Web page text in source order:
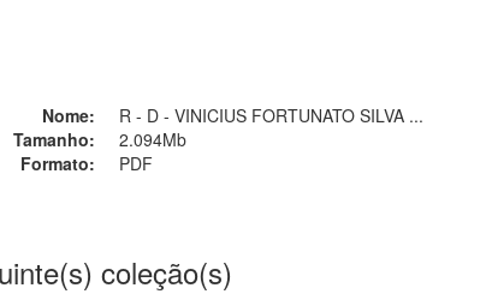
Nome:
R - D - VINICIUS FORTUNATO SILVA ...
Tamanho:
2.094Mb
Formato:
PDF
coleção(s)